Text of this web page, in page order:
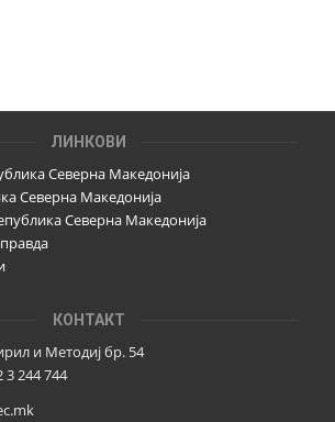
ЛИНКОВИ
Северна Македонија
Северна Македонија
Северна Македонија
КОНТАКТ
и Методиј бр. 54
3 244 744